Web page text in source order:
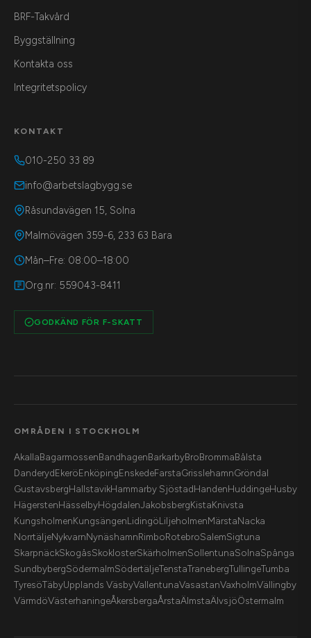
BRF-Takvård
Byggställning
Kontakta oss
Integritetspolicy
KONTAKT
010-250 33 89
info@arbetslagbygg.se
Råsundavägen 15, Solna
Malmövägen 359-6, 233 63 Bara
Mån–Fre: 08:00–18:00
Org.nr: 559043-8411
GODKÄND FÖR F-SKATT
OMRÅDEN I STOCKHOLM
AkallaBagarmossenBandhagenBarkarbyBroBrommaBålsta
DanderydEkeröEnköpingEnskedeFarstaGrisslehamnGröndal
GustavsbergHallstavikHammarby SjöstadHandenHuddingeHusby
HägerstenHässelbyHögdalenJakobsbergKistaKnivsta
KungsholmenKungsängenLidingöLiljeholmenMärstaNacka
NorrtäljeNykvarnNynäshamnRimboRotebroSalemSigtuna
SkarpnäckSkogåsSkoklosterSkärholmenSollentunaSolnaSpånga
SundbybergSödermalmSödertäljeTenstaTranebergTullingeTumba
TyresöTäbyUpplands VäsbyVallentunaVasastanVaxholmVällingby
VärmdöVästerhaningeÅkersbergaÅrstaÄlmstaÄlvsjöÖstermalm